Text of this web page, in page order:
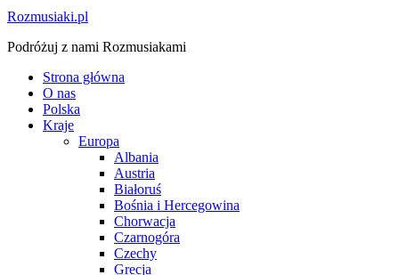
Rozmusiaki.pl
Podróżuj z nami Rozmusiakami
Strona główna
O nas
Polska
Kraje
Europa
Albania
Austria
Białoruś
Bośnia i Hercegowina
Chorwacja
Czarnogóra
Czechy
Grecja